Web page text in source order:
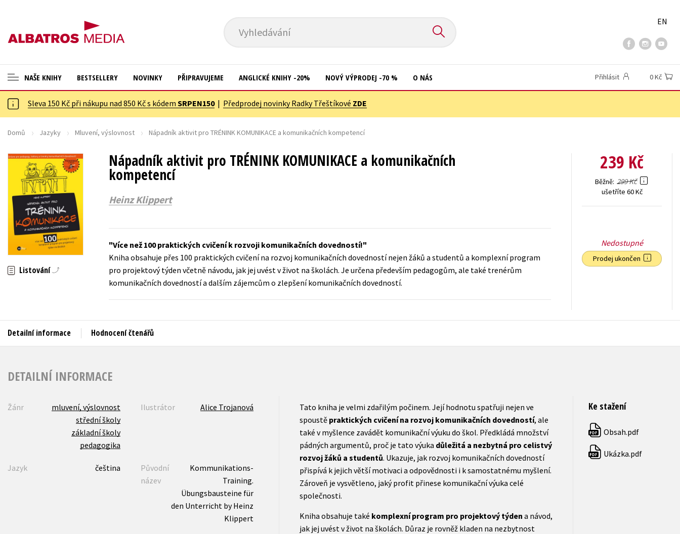
Vyhledávání
EN
NAŠE KNIHY
ANGLICKÉ KNIHY -20 %
NOVÝ VÝPRODEJ -70 %
ASTERIX S DÁRKEM
🎁DÁRKOVÉ PUBLIKACE
✉️ DÁRKOVÉ POUKAZY
Auto - moto
Beletrie pro děti
Beletrie pro dospělé
Cestování
Dárkové publikace
Digitální fotografie
Historie a military
Jazyky
Kalendáře
Kariéra a osobní rozvoj
Komiks
Kuchařky
New Adult
Populárně - naučná pro dospělé
Populárně - naučné pro děti
Předškoláci
Příroda a zahrada
Učebnice
Zahraniční literatura
Zdraví a životní styl
BESTSELLERY NOVINKY PŘIPRAVUJEME ANGLICKÉ KNIHY -20% NOVÝ VÝPRODEJ -70 % O NÁS Přihlásit 0 Kč
Sleva 150 Kč při nákupu nad 850 Kč s kódem SRPEN150| Předprodej novinky Radky Třeštíkové ZDE
Domů Jazyky Mluvení, výslovnost Nápadník aktivit pro TRÉNINK KOMUNIKACE a komunikačních kompetencí
Nápadník aktivit pro TRÉNINK KOMUNIKACE a komunikačních
kompetencí
Heinz Klippert
Listování
Více než 100 praktických cvičení k rozvoji komunikačních dovedností!
Kniha obsahuje přes 100 praktických cvičení na rozvoj komunikačních dovedností nejen žáků a studentů a komplexní program
pro projektový týden včetně návodu, jak jej uvést v život na školách. Je určena především pedagogům, ale také trenérům
komunikačních dovedností a dalším zájemcům o zlepšení komunikačních dovedností.
239 Kč
Běžně 299 Kč
ušetříte 60 Kč
Nedostupné
Prodej ukončen
Detailní informace Hodnocení čtenářů
DETAILNÍ INFORMACE
Žánr
mluvení, výslovnost
střední školy
základní školy
pedagogika
Ilustrátor Alice Trojanová
Jazyk čeština
Původní
název
Kommunikations-
Training.
Übungsbausteine für
den Unterricht by Heinz
Klippert
Tato kniha je velmi zdařilým počinem. Její hodnotu spatřuji nejen ve
spoustě praktických cvičení na rozvoj komunikačních dovedností, ale
také v myšlence zavádět komunikační výuku do škol. Předkládá množství
pádných argumentů, proč je tato výuka důležitá a nezbytná pro celistvý
rozvoj žáků a studentů. Ukazuje, jak rozvoj komunikačních dovedností
přispívá k jejich větší motivaci a odpovědnosti i k samostatnému myšlení.
Zároveň je vysvětleno, jaký profit přinese komunikační výuka celé
společnosti.
Kniha obsahuje také komplexní program pro projektový týden a návod,
jak jej uvést v život na školách. Důraz je rovněž kladen na nezbytnost
Ke stažení
PDF Obsah.pdf
PDF Ukázka.pdf